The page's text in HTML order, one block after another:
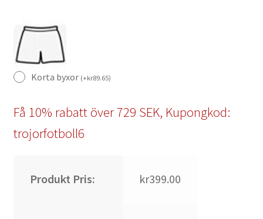
Korta byxor (+kr89.65)
Få 10% rabatt över 729 SEK, Kupongkod:
trojorfotboll6
Produkt Pris: kr399.00